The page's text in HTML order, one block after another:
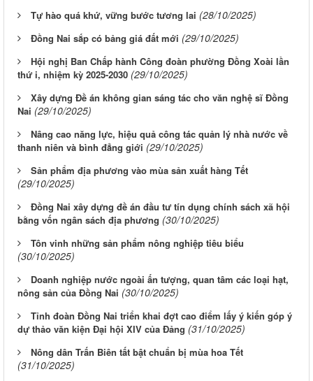
Tự hào quá khứ, vững bước tương lai (28/10/2025)
Đồng Nai sắp có bảng giá đất mới (29/10/2025)
Hội nghị Ban Chấp hành Công đoàn phường Đồng Xoài lần
thứ i, nhiệm kỳ 2025-2030 (29/10/2025)
Xây dựng Đề án không gian sáng tác cho văn nghệ sĩ Đồng
Nai (29/10/2025)
Nâng cao năng lực, hiệu quả công tác quản lý nhà nước về
thanh niên và bình đẳng giới (29/10/2025)
Sản phẩm địa phương vào mùa sản xuất hàng Tết
(29/10/2025)
Đồng Nai xây dựng đề án đầu tư tín dụng chính sách xã hội
bằng vốn ngân sách địa phương (30/10/2025)
Tôn vinh những sản phẩm nông nghiệp tiêu biểu
(30/10/2025)
Doanh nghiệp nước ngoài ấn tượng, quan tâm các loại hạt,
nông sản của Đồng Nai (30/10/2025)
Tỉnh đoàn Đồng Nai triển khai đợt cao điểm lấy ý kiến góp ý
dự thảo văn kiện Đại hội XIV của Đảng (31/10/2025)
Nông dân Trấn Biên tất bật chuẩn bị mùa hoa Tết
(31/10/2025)